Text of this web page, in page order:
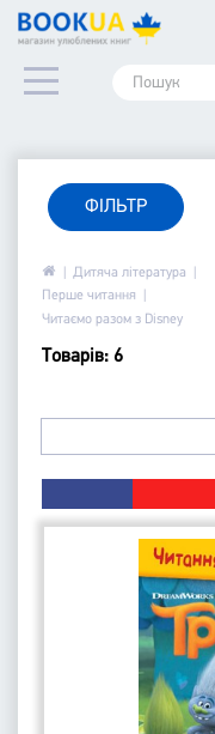
ФІЛЬТР
Дитяча література
Перше читання
Читаємо разом з Disney
Товарів: 6